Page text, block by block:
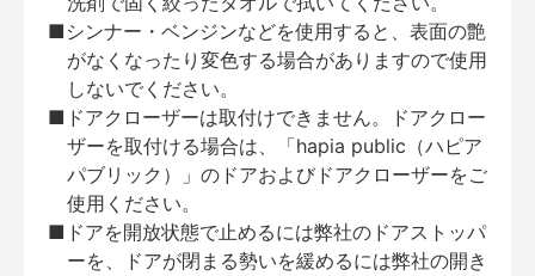
■シンナー・ベンジンなどを使用すると、表面の艶
がなくなったり変色する場合がありますので使用
しないでください。
■ドアクローザーは取付けできません。ドアクロー
ザーを取付ける場合は、「hapia public（ハピア
パブリック）」のドアおよびドアクローザーをご
使用ください。
■ドアを開放状態で止めるには弊社のドアストッパ
ーを、ドアが閉まる勢いを緩めるには弊社の開き